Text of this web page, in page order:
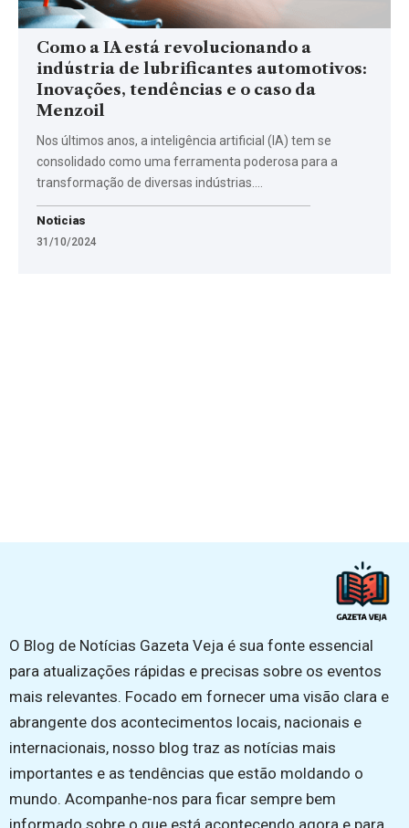
Como a IA está revolucionando a
indústria de lubrificantes automotivos:
Inovações, tendências e o caso da
Menzoil
Nos últimos anos, a inteligência artificial (IA) tem se
consolidado como uma ferramenta poderosa para a
transformação de diversas indústrias.…
Noticias
31/10/2024
O Blog de Notícias Gazeta Veja é sua fonte essencial
para atualizações rápidas e precisas sobre os eventos
mais relevantes. Focado em fornecer uma visão clara e
abrangente dos acontecimentos locais, nacionais e
internacionais, nosso blog traz as notícias mais
importantes e as tendências que estão moldando o
mundo. Acompanhe-nos para ficar sempre bem
informado sobre o que está acontecendo agora e para